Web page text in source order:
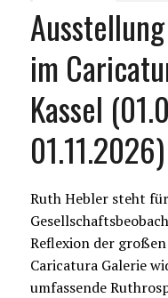
im
Kassel
01.11.2026)
Ruth Hebler steht
Reflexion der
Caricatura Galerie
umfassende